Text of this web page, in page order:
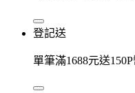
登記送
單筆滿1688元送